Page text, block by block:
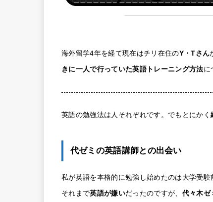
海外留学4年を経て現在はチリ在住のY・Tさん
きに一人で行っていた英語トレーニング方法に
英語の勉強法は人それぞれです。でもとにかく
代ゼミの英語講師との出会い
私が英語を本格的に勉強し始めたのは大学受験
それまで英語が嫌いだったのですが、 代々木ゼ